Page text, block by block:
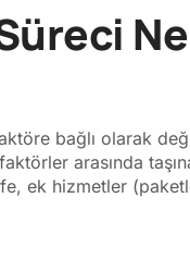
bağlı olarak
arasında
ek hizmetler